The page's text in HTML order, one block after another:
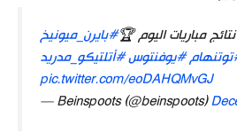
مباريات اليوم 🏆#بايرن_ميونيخ
#يوفنتوس#أتلتيكو_مدريد
pic.twitter.com/eoDAHQMvGJ
— Beinspoots (@beinspoots)